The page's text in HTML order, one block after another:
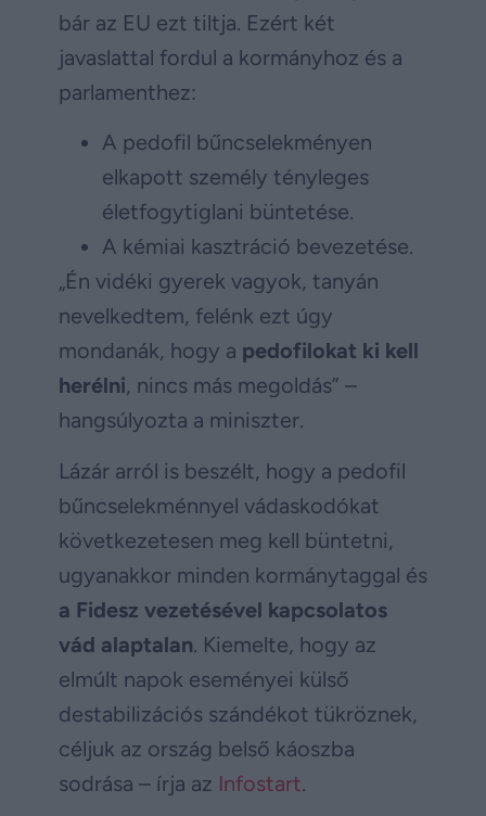
bár az EU ezt tiltja. Ezért két
javaslattal fordul a kormányhoz és a
parlamenthez:
A pedofil bűncselekményen
elkapott személy tényleges
életfogytiglani büntetése.
A kémiai kasztráció bevezetése.
„Én vidéki gyerek vagyok, tanyán
nevelkedtem, felénk ezt úgy
mondanák, hogy a pedofilokat ki kell
herélni, nincs más megoldás” –
hangsúlyozta a miniszter.
Lázár arról is beszélt, hogy a pedofil
bűncselekménnyel vádaskodókat
következetesen meg kell büntetni,
ugyanakkor minden kormánytaggal és
a Fidesz vezetésével kapcsolatos
vád alaptalan. Kiemelte, hogy az
elmúlt napok eseményei külső
destabilizációs szándékot tükröznek,
céljuk az ország belső káoszba
sodrása – írja az Infostart.